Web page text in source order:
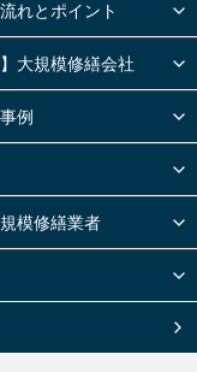
れとポイント
大規模修繕会社
例
模修繕業者